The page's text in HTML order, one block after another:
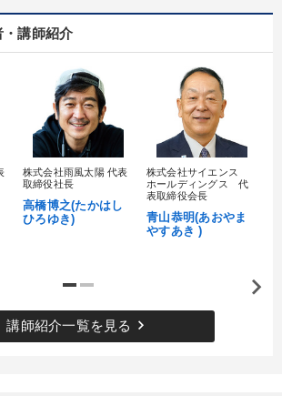
講師紹介
株式会社雨風太陽 代表
取締役社長
高橋博之(たかはし
ひろゆき)
株式会社サイエンス
ホールディングス 代
表取締役会長
青山恭明(あおやま
やすあき )
講師紹介一覧を見る keyboard_arrow_right